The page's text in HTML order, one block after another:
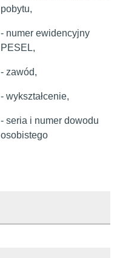
pobytu,
- numer ewidencyjny
PESEL,
- zawód,
- wykształcenie,
- seria i numer dowodu
osobistego